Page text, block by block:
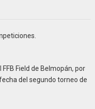
Field de Belmopán, por
del segundo torneo de